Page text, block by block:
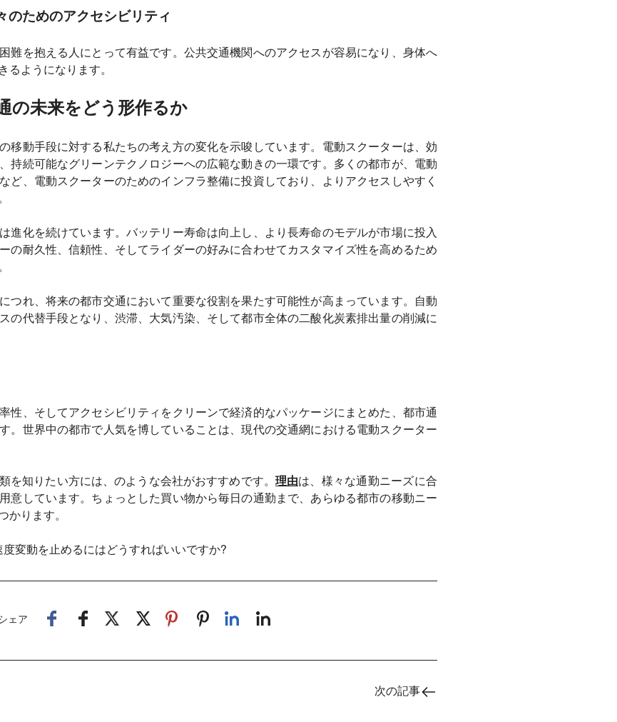
のためのアクセシビリティ
難を抱える人にとって有益です。公共交通機関へのアクセスが容易になり、身体へ
るようになります。
の未来をどう形作るか
移動手段に対する私たちの考え方の変化を示唆しています。電動スクーターは、効
持続可能なグリーンテクノロジーへの広範な動きの一環です。多くの都市が、電動
ど、電動スクーターのためのインフラ整備に投資しており、よりアクセスしやすく
進化を続けています。バッテリー寿命は向上し、より長寿命のモデルが市場に投入
の耐久性、信頼性、そしてライダーの好みに合わせてカスタマイズ性を高めるため
つれ、将来の都市交通において重要な役割を果たす可能性が高まっています。自動
の代替手段となり、渋滞、大気汚染、そして都市全体の二酸化炭素排出量の削減に
性、そしてアクセシビリティをクリーンで経済的なパッケージにまとめた、都市通
。世界中の都市で人気を博していることは、現代の交通網における電動スクーター
を知りたい方には、のような会社がおすすめです。 理由 は、様々な通勤ニーズに合
意しています。ちょっとした買い物から毎日の通勤まで、あらゆる都市の移動ニー
かります。
度変動を止めるにはどうすればいいですか?
ェア
次の記事